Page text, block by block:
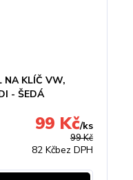
NA KLÍČ VW,
- ŠEDÁ
99 Kč
99 Kč/ks
82 Kčbez DPH